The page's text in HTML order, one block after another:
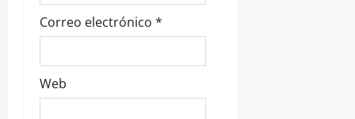
Correo electrónico *
Web